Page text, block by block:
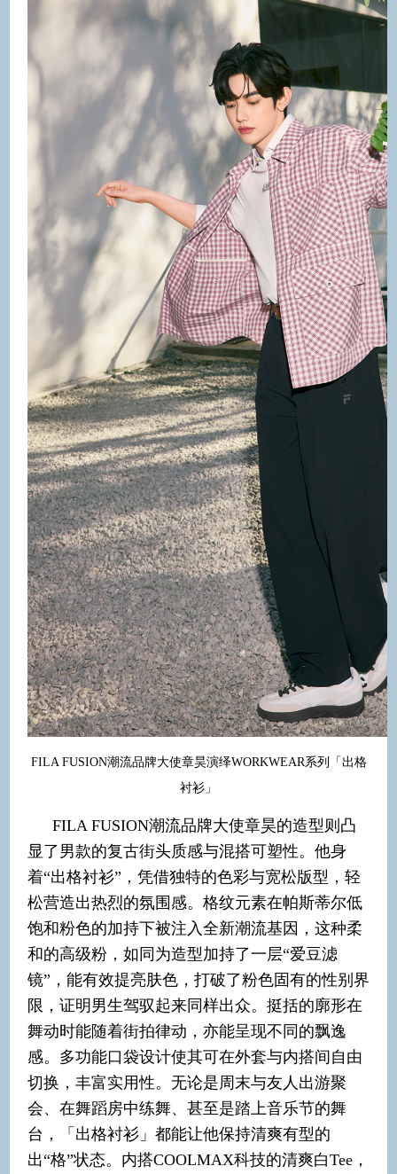
FILA FUSION潮流品牌大使章昊演绎WORKWEAR系列「出格
衬衫」
FILA FUSION潮流品牌大使章昊的造型则凸
显了男款的复古街头质感与混搭可塑性。他身
着“出格衬衫”，凭借独特的色彩与宽松版型，轻
松营造出热烈的氛围感。格纹元素在帕斯蒂尔低
饱和粉色的加持下被注入全新潮流基因，这种柔
和的高级粉，如同为造型加持了一层“爱豆滤
镜”，能有效提亮肤色，打破了粉色固有的性别界
限，证明男生驾驭起来同样出众。挺括的廓形在
舞动时能随着街拍律动，亦能呈现不同的飘逸
感。多功能口袋设计使其可在外套与内搭间自由
切换，丰富实用性。无论是周末与友人出游聚
会、在舞蹈房中练舞、甚至是踏上音乐节的舞
台，「出格衬衫」都能让他保持清爽有型的
出“格”状态。内搭COOLMAX科技的清爽白Tee，